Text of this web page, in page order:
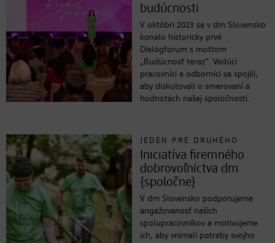
budúcnosti
V októbri 2023 sa v dm Slovensko
konalo historicky prvé
Dialógforum s mottom
„Budúcnosť teraz“. Vedúci
pracovníci a odborníci sa spojili,
aby diskutovali o smerovaní a
hodnotách našej spoločnosti.
JEDEN PRE DRUHÉHO
Iniciatíva firemného
dobrovoľníctva dm
{spoločne}
V dm Slovensko podporujeme
angažovanosť našich
spolupracovníkov a motivujeme
ich, aby vnímali potreby svojho